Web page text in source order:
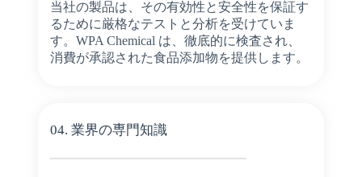
当社の製品は、その有効性と安全性を保証す
るために厳格なテストと分析を受けていま
す。WPA Chemical は、徹底的に検査され、
消費が承認された食品添加物を提供します。
04. 業界の専門知識